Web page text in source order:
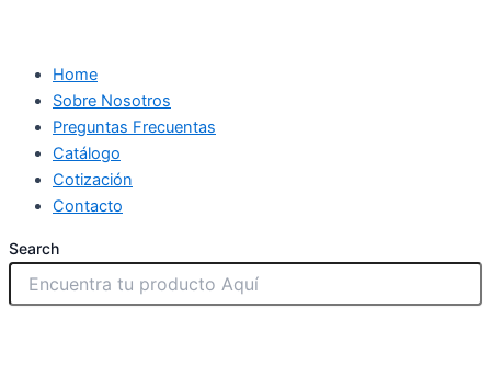
Home
Sobre Nosotros
Preguntas Frecuentas
Catálogo
Cotización
Contacto
Search